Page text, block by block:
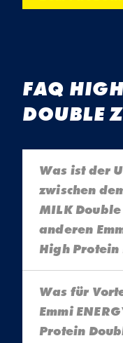
FAQ
DOUBLE
Was ist der
zwischen
MILK
anderen
High Protein
Zero Drinks
ohne
auch ohne
Was für
Emmi
Protein